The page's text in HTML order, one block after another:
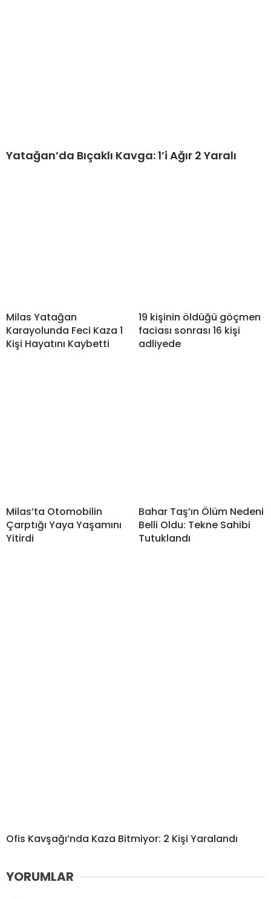
Yatağan’da Bıçaklı Kavga: 1’i Ağır 2 Yaralı
Milas Yatağan
Karayolunda Feci Kaza 1
Kişi Hayatını Kaybetti
19 kişinin öldüğü göçmen
faciası sonrası 16 kişi
adliyede
Milas’ta Otomobilin
Çarptığı Yaya Yaşamını
Yitirdi
Bahar Taş’ın Ölüm Nedeni
Belli Oldu: Tekne Sahibi
Tutuklandı
Ofis Kavşağı’nda Kaza Bitmiyor: 2 Kişi Yaralandı
YORUMLAR